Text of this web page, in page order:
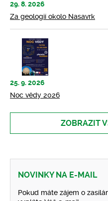
29. 8. 2026
Za geologií okolo Nasavrk
25. 9. 2026
Noc vědy 2026
ZOBRAZIT
NOVINKY NA E-MAIL
Pokud máte zájem o